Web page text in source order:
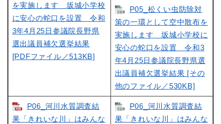
を実施します 坂城小学校
に安心の蛇口を設置 令和
3年4月25日参議院長野県
選出議員補欠選挙結果
[PDFファイル／513KB]
P05_松くい虫防除対
策の一環として空中散布を
実施します 坂城小学校に
安心の蛇口を設置 令和3
年4月25日参議院長野県選
出議員補欠選挙結果 [その
他のファイル／530KB]
P06_河川水質調査結
果「きれいな川」はみんな
P06_河川水質調査結
果「きれいな川」はみんな